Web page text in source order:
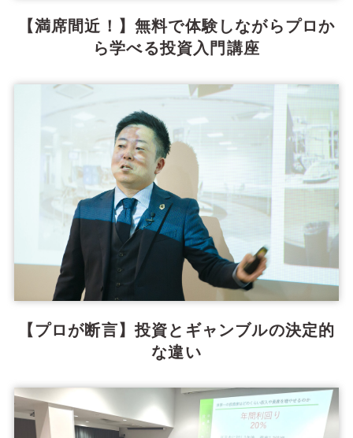
【満席間近！】無料で体験しながらプロか
ら学べる投資入門講座
【プロが断言】投資とギャンブルの決定的
な違い